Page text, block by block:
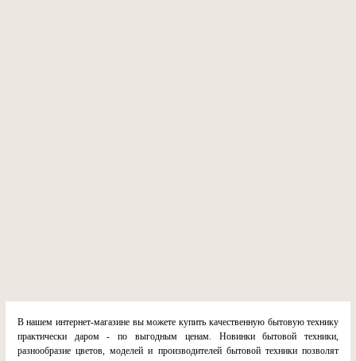
В нашем интернет-магазине вы можете купить качественную бытовую технику
практически даром - по выгодным ценам. Новинки бытовой техники,
разнообразие цветов, моделей и производителей бытовой техники позволят